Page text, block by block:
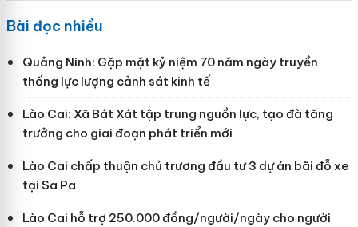
Bài đọc nhiều
Quảng Ninh: Gặp mặt kỷ niệm 70 năm ngày truyền
thống lực lượng cảnh sát kinh tế
Lào Cai: Xã Bát Xát tập trung nguồn lực, tạo đà tăng
trưởng cho giai đoạn phát triển mới
Lào Cai chấp thuận chủ trương đầu tư 3 dự án bãi đỗ xe
tại Sa Pa
Lào Cai hỗ trợ 250.000 đồng/người/ngày cho người